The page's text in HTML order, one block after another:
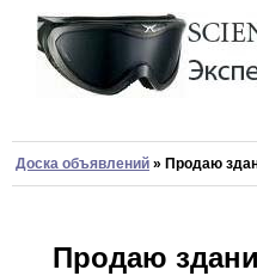
Доска объявлений » Продаю
Продаю